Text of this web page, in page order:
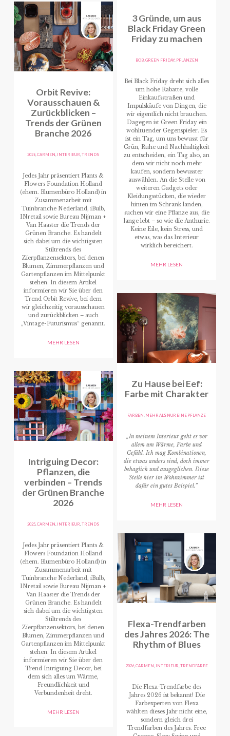
Orbit Revive:
Vorausschauen &
Zurückblicken –
Trends der Grünen
Branche 2026
2026 ,CARMEN INTERIEUR ,TRENDS
Jedes Jahr präsentiert Plants &
Flowers Foundation Holland
(ehem. Blumenbüro Holland) in
Zusammenarbeit mit
Tuinbranche Nederland, iBulb,
INretail sowie Bureau Nijman +
Van Haaster die Trends der
Grünen Branche. Es handelt
sich dabei um die wichtigsten
Stiltrends des
Zierpflanzensektors, bei denen
Blumen, Zimmerpflanzen und
Gartenpflanzen im Mittelpunkt
stehen. In diesem Artikel
informieren wir Sie über den
Trend Orbit Revive, bei dem
wir gleichzeitig vorausschauen
und zurückblicken – auch
„Vintage-Futurismus“ genannt.
MEHR LESEN
Intriguing Decor:
Pflanzen, die
verbinden – Trends
der Grünen Branche
2026
2025,CARMEN, INTERIEUR,TRENDS
Jedes Jahr präsentiert Plants &
Flowers Foundation Holland
(ehem. Blumenbüro Holland) in
Zusammenarbeit mit
Tuinbranche Nederland, iBulb,
INretail sowie Bureau Nijman +
Van Haaster die Trends der
Grünen Branche. Es handelt
sich dabei um die wichtigsten
Stiltrends des
Zierpflanzensektors, bei denen
Blumen, Zimmerpflanzen und
Gartenpflanzen im Mittelpunkt
stehen. In diesem Artikel
informieren wir Sie über den
Trend Intriguing Decor, bei
dem sich alles um Wärme,
Freundlichkeit und
Verbundenheit dreht.
MEHR LESEN
3 Gründe, um aus
Black Friday Green
Friday zu machen
BOB,GREEN FRIDAY, PFLANZEN
Bei Black Friday dreht sich alles
um hohe Rabatte, volle
Einkaufsstraßen und
Impulskäufe von Dingen, die
wir eigentlich nicht brauchen.
Dagegen ist Green Friday ein
wohltuender Gegenspieler. Es
ist ein Tag, um uns bewusst für
Grün, Ruhe und Nachhaltigkeit
zu entscheiden, ein Tag also, an
dem wir nicht noch mehr
kaufen, sondern bewusster
auswählen. An die Stelle von
weiteren Gadgets oder
Kleidungsstücken, die wieder
hinten im Schrank landen,
suchen wir eine Pflanze aus, die
lange lebt – so wie die Anthurie.
Keine Eile, kein Stress, und
etwas, was das Interieur
wirklich bereichert.
MEHR LESEN
Zu Hause bei Eef:
Farbe mit Charakter
FARBEN, MEHR ALS NUR EINE PFLANZE
„In meinem Interieur geht es vor
allem um Wärme, Farbe und
Gefühl. Ich mag Kombinationen,
die etwas anders sind, doch immer
behaglich und ausgeglichen. Diese
Stelle hier im Wohnzimmer ist
dafür ein gutes Beispiel.”
MEHR LESEN
Flexa-Trendfarben
des Jahres 2026: The
Rhythm of Blues
2026,CARMEN, INTERIEUR,TRENDFARBE
Die Flexa-Trendfarbe des
Jahres 2026 ist bekannt! Die
Farbexperten von Flexa
wählten dieses Jahr nicht eine,
sondern gleich drei
Trendfarben des Jahres. Free